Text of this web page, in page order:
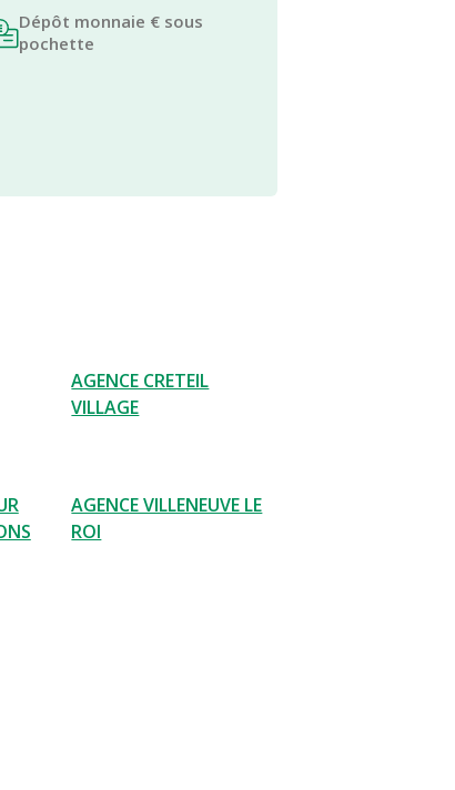
Dépôt monnaie € sous
pochette
AGENCE CRETEIL
VILLAGE
AGENCE VILLENEUVE LE
ROI